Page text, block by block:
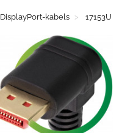
DisplayPort-kabels 17153U